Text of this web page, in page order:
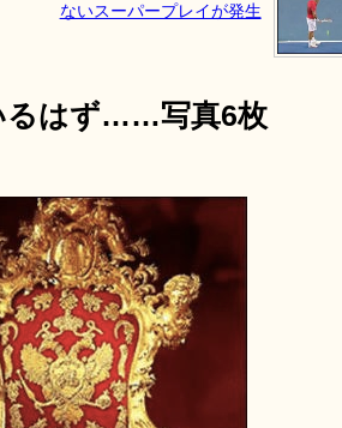
ないスーパープレイが発生
るはず……写真6枚